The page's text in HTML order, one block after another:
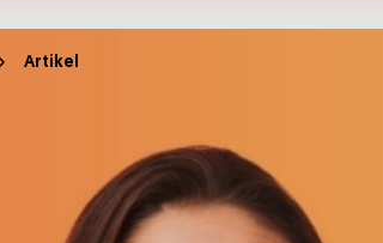
Artikel